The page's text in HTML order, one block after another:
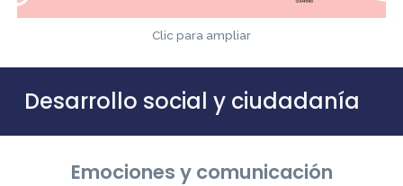
Clic para ampliar
Desarrollo social y ciudadanía
Emociones y comunicación